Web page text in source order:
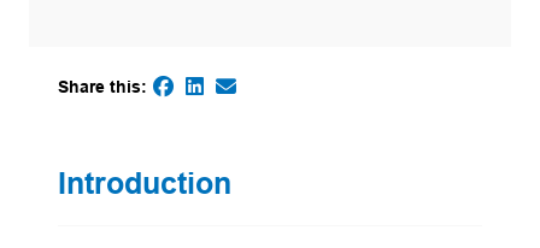
Share this:
(opens in a new tab)
(opens in a new tab)
(opens default email app)
(opens in a new tab)
Introduction